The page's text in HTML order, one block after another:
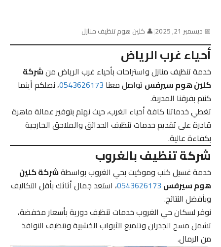
📅 ديسمبر 21, 2025 |👤 كلين هوم تنظيف منازل
أحياء غرب الرياض
خدمة تنظيف منازل واستراحات بأحياء غرب الرياض منشركة
كلين هوم سيرفستواصل معنا0543626173، نصلكم أينما
كنتم بفرقنا المدربة.
تغطي خدماتنا كافة أحياء الغرب، حيث نهتم بتوفير عمالة ماهرة
قادرة على تقديم خدمات تنظيف الحدائق والملاحق الخارجية
بكفاءة عالية.
شركة تنظيف بالغروب
خدمة غسيل كنب وموكيت بحي الغروب بواسطةشركة كلين
هوم سيرفس0543626173، استعد جمال أثاثك بأقل التكاليف
وبأفضل النتائج.
نوفر لسكان حي الغروب خدمات تنظيف دورية بأسعار مخفضة،
تشمل مسح الجدران وتلميع الأبواب الخشبية وتنظيف النوافذ
من الرمال.